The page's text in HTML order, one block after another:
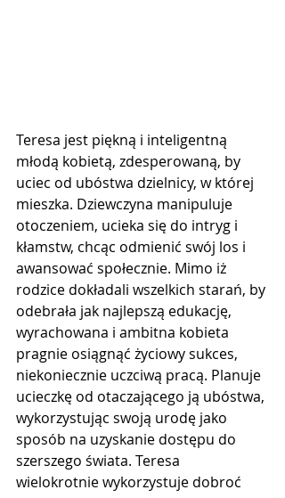
Teresa jest piękną i inteligentną
młodą kobietą, zdesperowaną, by
uciec od ubóstwa dzielnicy, w której
mieszka. Dziewczyna manipuluje
otoczeniem, ucieka się do intryg i
kłamstw, chcąc odmienić swój los i
awansować społecznie. Mimo iż
rodzice dokładali wszelkich starań, by
odebrała jak najlepszą edukację,
wyrachowana i ambitna kobieta
pragnie osiągnąć życiowy sukces,
niekoniecznie uczciwą pracą. Planuje
ucieczkę od otaczającego ją ubóstwa,
wykorzystując swoją urodę jako
sposób na uzyskanie dostępu do
szerszego świata. Teresa
wielokrotnie wykorzystuje dobroć